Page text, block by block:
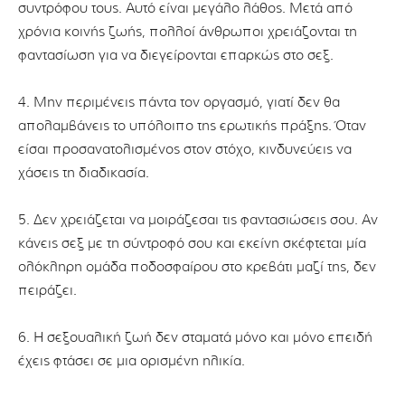
συντρόφου τους. Αυτό είναι μεγάλο λάθος. Μετά από
χρόνια κοινής ζωής, πολλοί άνθρωποι χρειάζονται τη
φαντασίωση για να διεγείρονται επαρκώς στο σεξ.
4. Μην περιμένεις πάντα τον οργασμό, γιατί δεν θα
απολαμβάνεις το υπόλοιπο της ερωτικής πράξης. Όταν
είσαι προσανατολισμένος στον στόχο, κινδυνεύεις να
χάσεις τη διαδικασία.
5. Δεν χρειάζεται να μοιράζεσαι τις φαντασιώσεις σου. Αν
κάνεις σεξ με τη σύντροφό σου και εκείνη σκέφτεται μία
ολόκληρη ομάδα ποδοσφαίρου στο κρεβάτι μαζί της, δεν
πειράζει.
6. Η σεξουαλική ζωή δεν σταματά μόνο και μόνο επειδή
έχεις φτάσει σε μια ορισμένη ηλικία.